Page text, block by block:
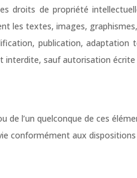
droits de propriété
les textes, images,
publication, adaptation
sauf autorisation écrite
l’un quelconque de ces
conformément aux